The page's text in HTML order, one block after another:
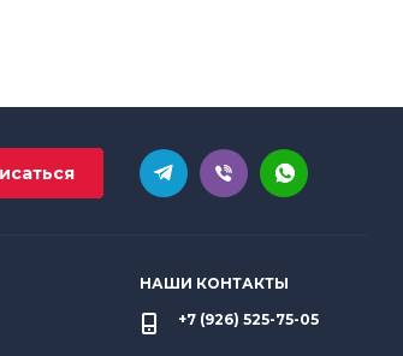
НАШИ КОНТАКТЫ
+7 (926) 525-75-05